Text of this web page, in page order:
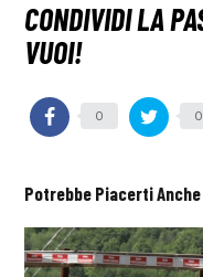
0 0
Potrebbe Piacerti Anche